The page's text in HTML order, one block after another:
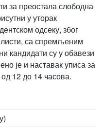
за преостала слободна
у уторак
одсеку, због
са спремљеним
кандидати су у обавези
је и наставак уписа за
12 до 14 часова.